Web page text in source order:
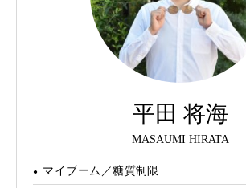
平田 将海
MASAUMI HIRATA
マイブーム／糖質制限